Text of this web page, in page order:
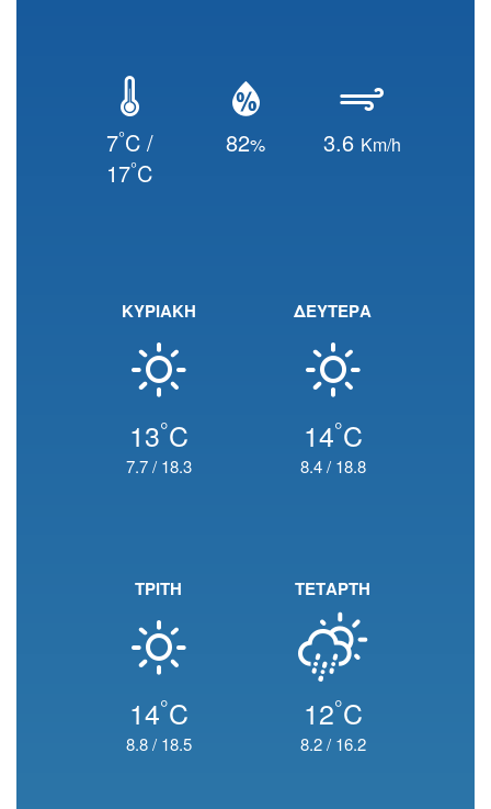
7°C /
17°C
82% 3.6 Km/h
ΚΥΡΙΑΚΗ
13°C
7.7/ 18.3
ΔΕΥΤΕΡΑ
14°C
8.4/ 18.8
ΤΡΙΤΗ
14°C
8.8/ 18.5
ΤΕΤΑΡΤΗ
12°C
8.2/ 16.2